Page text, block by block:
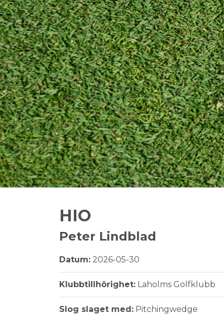
HIO
Peter Lindblad
Datum: 2026-05-30
Klubbtillhörighet: Laholms Golfklubb
Slog slaget med: Pitchingwedge